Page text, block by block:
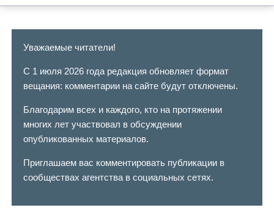
Уважаемые читатели!
С 1 июля 2026 года редакция обновляет формат
вещания: комментарии на сайте будут отключены.
Благодарим всех и каждого, кто на протяжении
многих лет участвовал в обсуждении
опубликованных материалов.
Приглашаем вас комментировать публикации в
сообществах агентства в социальных сетях.